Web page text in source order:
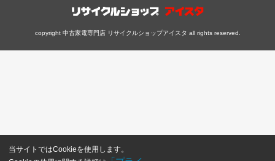
当サイトではCookieを使用します。
copyright 中古家電専門店 リサイクルショップアイスタ all rights reserved.